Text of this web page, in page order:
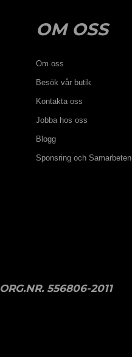
OM OSS
Om oss
Besök vår butik
Kontakta oss
Jobba hos oss
Blogg
Sponsring och Samarbeten
ORG.NR. 556806-2011